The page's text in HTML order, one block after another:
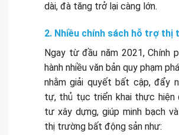
dài, đà tăng trở lại càng lớn.
2. Nhiều chính sách hỗ trợ thị
Ngay từ đầu năm 2021, Chính
hành nhiều văn bản quy phạm
nhằm giải quyết bất cập, đẩy
tự, thủ tục triển khai thực hiện
tư xây dựng, giúp minh bạch
thị trường bất động sản như: